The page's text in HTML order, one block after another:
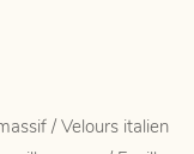
/ Velours italien